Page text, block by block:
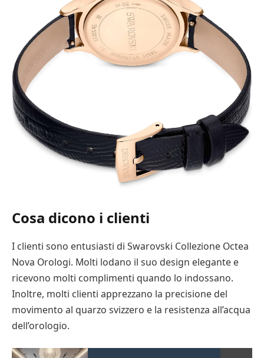
Cosa dicono i clienti
I clienti sono entusiasti di Swarovski Collezione Octea
Nova Orologi. Molti lodano il suo design elegante e
ricevono molti complimenti quando lo indossano.
Inoltre, molti clienti apprezzano la precisione del
movimento al quarzo svizzero e la resistenza all’acqua
dell’orologio.